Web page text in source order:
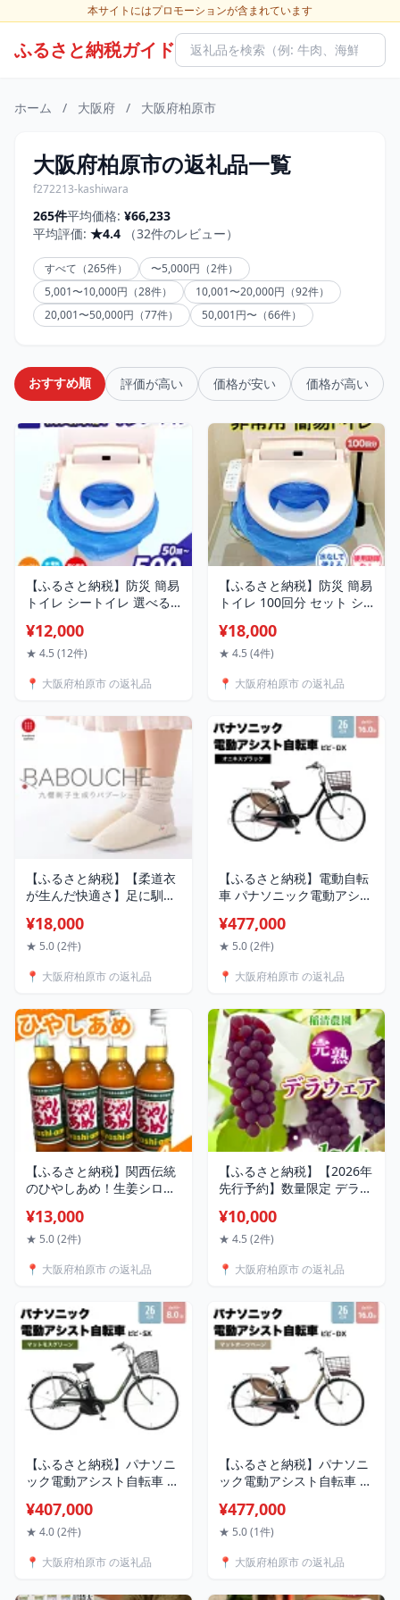
本サイトにはプロモーションが含まれています
ふるさと納税ガイド
ホーム / 大阪府 / 大阪府柏原市
大阪府柏原市の返礼品一覧
f272213-kashiwara
265件平均価格: ¥66,233
平均評価: ★4.4 （32件のレビュー）
すべて（265件）
〜5,000円（2件）
5,001〜10,000円（28件）
10,001〜20,000円（92件）
20,001〜50,000円（77件）
50,001円〜（66件）
おすすめ順 評価が高い 価格が安い 価格が高い
【ふるさと納税】防災 簡易
トイレ シートイレ 選べる
200回分 300回分 500回分
セット 災害用 簡易 トイレ
凝固剤 防災トイレ 災害用
ッズ 防災用品 非常 お届
け：※入金確認後1週間ほど
¥12,000
★ 4.5 (12件)
📍 大阪府柏原市 の返礼品
【ふるさと納税】防災 簡易
トイレ 100回分 セット シ
震 お届け：※入金確認後1
週間ほどで発送
¥18,000
★ 4.5 (4件)
📍 大阪府柏原市 の返礼品
【ふるさと納税】【柔道衣
が生んだ快適さ】足に馴染
ルームシューズ「バブーシ
ュ」（生成｜Sサイズ）
¥18,000
★ 5.0 (2件)
📍 大阪府柏原市 の返礼品
【ふるさと納税】電動自転
車 パナソニック電動アシス
チ オニキスブラック BE-
FD633B ロングセラー 3段
国産 2025年モデル お届
～最大半年程度かかる場合
もございます。
¥477,000
★ 5.0 (2件)
📍 大阪府柏原市 の返礼品
【ふるさと納税】関西伝統
のひやしあめ！生姜シロッ
家製クラフトジンジャーエ
ールに大活躍！ カタシモ
シモワイナリー ジュース
用ドリンク ご当地 ご当地
グルメ 大阪名物 冷やしあ
め 柏原市
¥13,000
★ 5.0 (2件)
📍 大阪府柏原市 の返礼品
【ふるさと納税】【2026年
先行予約】数量限定 デラウ
～20房前後 6月下旬～7月
下旬発送｜特選 期間限定
くだもの 人気 贈答用 ギフ
レゼント 贅沢 甘い お届
け：6月下旬～7月下旬発送
¥10,000
★ 4.5 (2件)
📍 大阪府柏原市 の返礼品
【ふるさと納税】パナソニ
ック電動アシスト自転車 ビ
スグリーン BE-FS633G2 3
段変速 バッテリー 国産
お届けまでに約3か月～最
¥407,000
★ 4.0 (2件)
📍 大阪府柏原市 の返礼品
【ふるさと納税】パナソニ
ック電動アシスト自転車 ビ
ーツベージュ BE-FD633T2
3段変速 バッテリー 国産
ム 街乗り お届け：※お届
¥477,000
★ 5.0 (1件)
📍 大阪府柏原市 の返礼品